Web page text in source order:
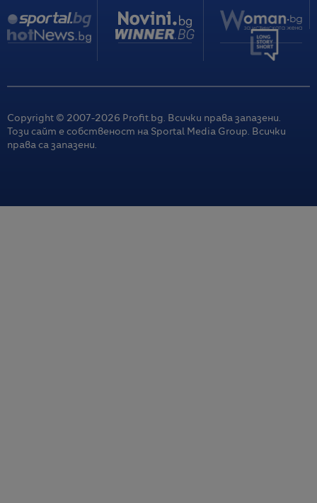
Copyright © 2007-2026 Profit.bg. Всички права запазени.
Този сайт е собственост на Sportal Media Group. Всички
права са запазени.